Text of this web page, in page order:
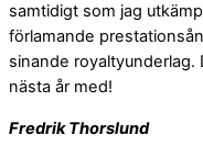
samtidigt som jag
förlamande
sinande royaltyunderlag.
nästa år med!
Fredrik Thorslund